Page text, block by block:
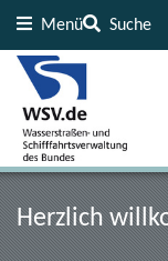
Menü Suche
Herzlich